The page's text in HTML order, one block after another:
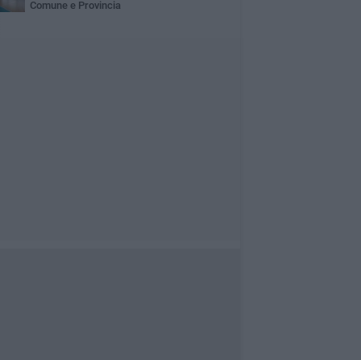
Comune e Provincia